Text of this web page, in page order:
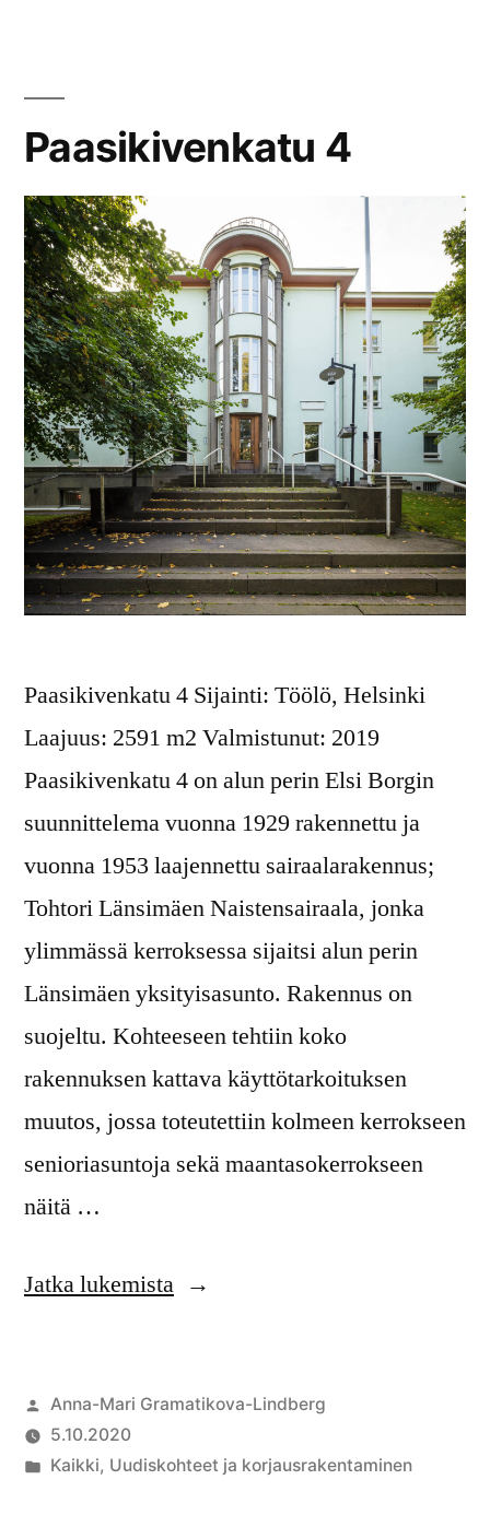
Paasikivenkatu 4
Paasikivenkatu 4 Sijainti: Töölö, Helsinki
Laajuus: 2591 m2 Valmistunut: 2019
Paasikivenkatu 4 on alun perin Elsi Borgin
suunnittelema vuonna 1929 rakennettu ja
vuonna 1953 laajennettu sairaalarakennus;
Tohtori Länsimäen Naistensairaala, jonka
ylimmässä kerroksessa sijaitsi alun perin
Länsimäen yksityisasunto. Rakennus on
suojeltu. Kohteeseen tehtiin koko
rakennuksen kattava käyttötarkoituksen
muutos, jossa toteutettiin kolmeen kerrokseen
senioriasuntoja sekä maantasokerrokseen
näitä …
Jatka lukemista
Anna-Mari Gramatikova-Lindberg
5.10.2020
Kaikki, Uudiskohteet ja korjausrakentaminen